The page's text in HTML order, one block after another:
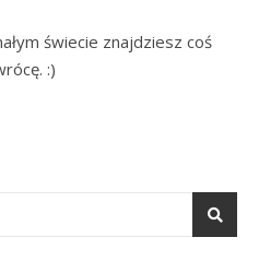
świecie znajdziesz coś
:)